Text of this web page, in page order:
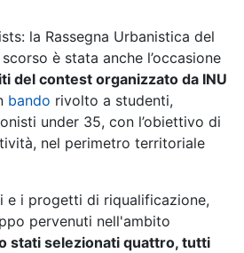
la Rassegna Urbanistica del
è stata anche l’occasione
del contest organizzato da INU
bando rivolto a studenti,
under 35, con l’obiettivo di
nel perimetro territoriale
e i progetti di riqualificazione,
pervenuti nell'ambito
stati selezionati quattro, tutti